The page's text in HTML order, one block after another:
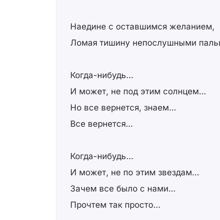
Наедине с оставшимся желанием,
Ломая тишину непослушными
Когда-нибудь…
И может, не под этим солнцем…
Но все вернется, знаем…
Все вернется…
Когда-нибудь…
И может, не по этим звездам…
Зачем все было с нами…
Прочтем так просто...